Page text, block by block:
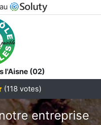
l'Aisne (02)
(118 votes)
entreprise